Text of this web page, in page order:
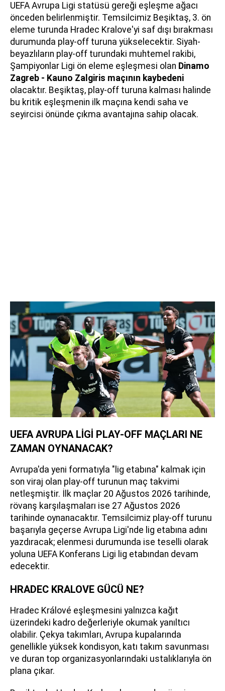
UEFA Avrupa Ligi statüsü gereği eşleşme ağacı
önceden belirlenmiştir. Temsilcimiz Beşiktaş, 3. ön
eleme turunda Hradec Kralove'yi saf dışı bırakması
durumunda play-off turuna yükselecektir. Siyah-
beyazlıların play-off turundaki muhtemel rakibi,
Şampiyonlar Ligi ön eleme eşleşmesi olan Dinamo
Zagreb - Kauno Zalgiris maçının kaybedeni
olacaktır. Beşiktaş, play-off turuna kalması halinde
bu kritik eşleşmenin ilk maçına kendi saha ve
seyircisi önünde çıkma avantajına sahip olacak.
UEFA AVRUPA LİGİ PLAY-OFF MAÇLARI NE
ZAMAN OYNANACAK?
Avrupa'da yeni formatıyla "lig etabına" kalmak için
son viraj olan play-off turunun maç takvimi
netleşmiştir. İlk maçlar 20 Ağustos 2026 tarihinde,
rövanş karşılaşmaları ise 27 Ağustos 2026
tarihinde oynanacaktır. Temsilcimiz play-off turunu
başarıyla geçerse Avrupa Ligi'nde lig etabına adını
yazdıracak; elenmesi durumunda ise teselli olarak
yoluna UEFA Konferans Ligi lig etabından devam
edecektir.
HRADEC KRALOVE GÜCÜ NE?
Hradec Králové eşleşmesini yalnızca kağıt
üzerindeki kadro değerleriyle okumak yanıltıcı
olabilir. Çekya takımları, Avrupa kupalarında
genellikle yüksek kondisyon, katı takım savunması
ve duran top organizasyonlarındaki ustalıklarıyla ön
plana çıkar.